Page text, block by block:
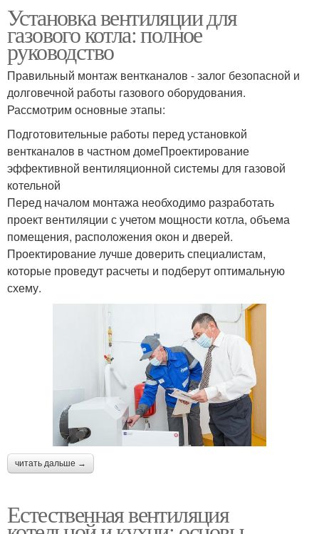
Установка вентиляции для
газового котла: полное
руководство
Правильный монтаж вентканалов - залог безопасной и
долговечной работы газового оборудования.
Рассмотрим основные этапы:
Подготовительные работы перед установкой
вентканалов в частном домеПроектирование
эффективной вентиляционной системы для газовой
котельной
Перед началом монтажа необходимо разработать
проект вентиляции с учетом мощности котла, объема
помещения, расположения окон и дверей.
Проектирование лучше доверить специалистам,
которые проведут расчеты и подберут оптимальную
схему.
читать дальше →
Естественная вентиляция